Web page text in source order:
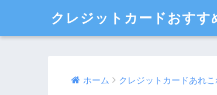
クレジットカードおすす
ホーム クレジットカードあれこ